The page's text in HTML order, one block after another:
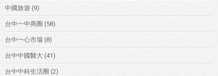
中國旅遊 (9)
台中一中商圈 (58)
台中一心市場 (8)
台中中國醫大 (41)
台中中科生活圈 (2)